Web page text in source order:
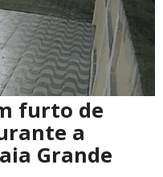
furto de
a
Grande